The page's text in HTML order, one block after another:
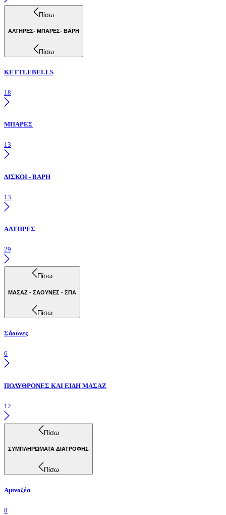
Πίσω
ΑΛΤΗΡΕΣ- ΜΠΑΡΕΣ- ΒΑΡΗ
Πίσω
KETTLEBELLS
18
ΜΠΑΡΕΣ
13
ΔΙΣΚΟΙ - ΒΑΡΗ
13
ΑΛΤΗΡΕΣ
29
Πίσω
ΜΑΣΑΖ - ΣΑΟΥΝΕΣ - ΣΠΑ
Πίσω
Σάουνες
6
ΠΟΛΥΘΡΟΝΕΣ ΚΑΙ ΕΙΔΗ ΜΑΣΑΖ
12
Πίσω
ΣΥΜΠΛΗΡΩΜΑΤΑ ΔΙΑΤΡΟΦΗΣ
Πίσω
Αμινοξέα
8